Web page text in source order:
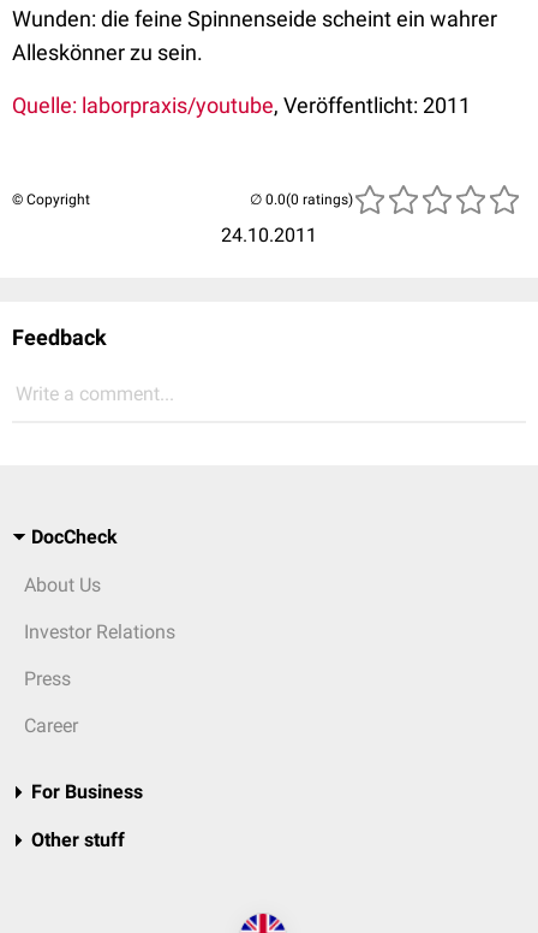
Wunden: die feine Spinnenseide scheint ein wahrer
Alleskönner zu sein.
Quelle: laborpraxis/youtube, Veröffentlicht: 2011
© Copyright
24.10.2011
(0 ratings)
Feedback
Write a comment...
DocCheck
About Us
Investor Relations
Press
Career
For Business
Other stuff